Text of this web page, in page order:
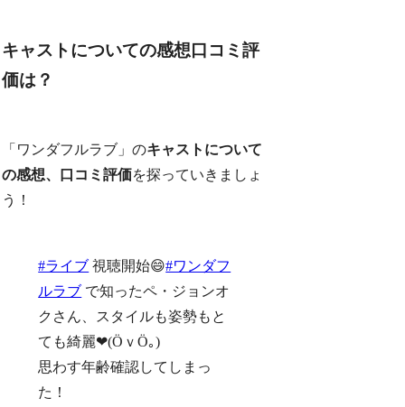
キャストについての感想口コミ評
価は？
「ワンダフルラブ」のキャストについて
の感想、口コミ評価を探っていきましょ
う！
#ライブ 視聴開始😄#ワンダフ
ルラブ で知ったペ・ジョンオ
クさん、スタイルも姿勢もと
ても綺麗❤(ӦｖӦ｡)
思わす年齢確認してしまっ
た！